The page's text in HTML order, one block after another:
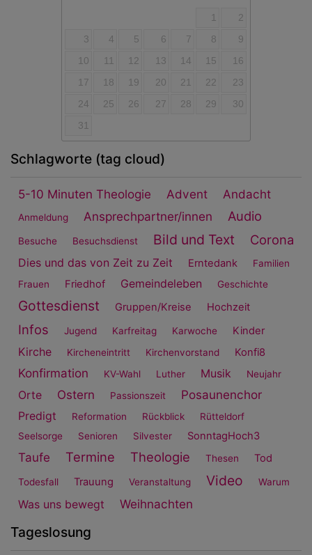
1
2
3
4 5 6 7 8
9
10
11 12 13 14 15
16
17
18 19 20 21 22
23
24
25 26 27 28 29
30
31
Schlagworte (tag cloud)
5-10 Minuten Theologie Advent Andacht
Anmeldung Ansprechpartner/innen Audio
Besuche Besuchsdienst Bild und Text Corona
Dies und das von Zeit zu Zeit Erntedank
Familien
Frauen
Friedhof Gemeindeleben Geschichte
Gottesdienst Gruppen/Kreise Hochzeit
Infos Jugend Karfreitag Karwoche Kinder
Kirche Kircheneintritt Kirchenvorstand Konfi8
Konfirmation KV-Wahl Luther Musik Neujahr
Orte Ostern Passionszeit Posaunenchor
Predigt Reformation Rückblick
Rütteldorf
Seelsorge
Senioren Silvester SonntagHoch3
Taufe Termine Theologie Thesen Tod
Todesfall Trauung Veranstaltung Video Warum
Was uns bewegt Weihnachten
Tageslosung